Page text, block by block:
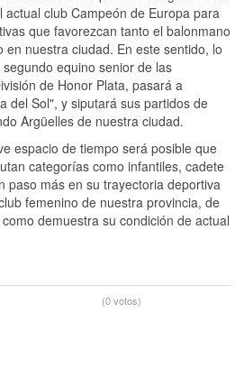
actual club Campeón de Europa para
que favorezcan tanto el balonmano
nuestra ciudad. En este sentido, lo
equino senior de las
de Honor Plata, pasará a
del Sol", y siputará sus partidos de
Argüelles de nuestra ciudad.
espacio de tiempo será posible que
categorías como infantiles, cadete
paso más en su trayectoria deportiva
femenino de nuestra provincia, de
demuestra su condición de actual
(0 votos)